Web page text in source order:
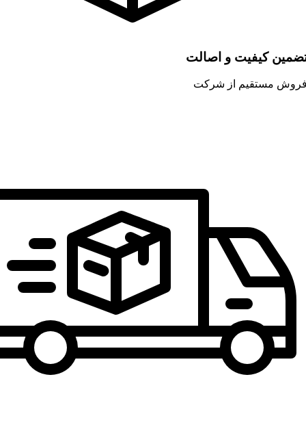
کیفیت و اصالت
مستقیم از شرکت